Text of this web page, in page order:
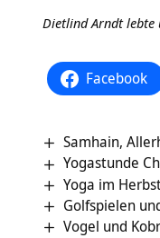
Dietlind Arndt lebte
Facebook
Samhain,
Yogastunde
Yoga im
Golfspielen
Vogel und